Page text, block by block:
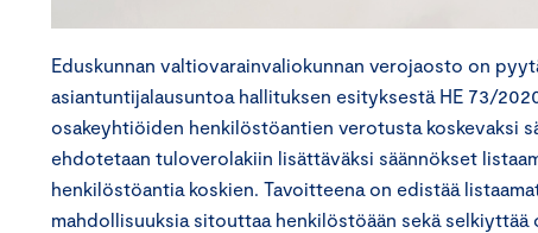
Eduskunnan valtiovarainvaliokunnan verojaosto on
asiantuntijalausuntoa hallituksen esityksestä HE 73/
osakeyhtiöiden henkilöstöantien verotusta koskevaksi
ehdotetaan tuloverolakiin lisättäväksi säännökset
henkilöstöantia koskien. Tavoitteena on edistää
mahdollisuuksia sitouttaa henkilöstöään sekä selkiyttää